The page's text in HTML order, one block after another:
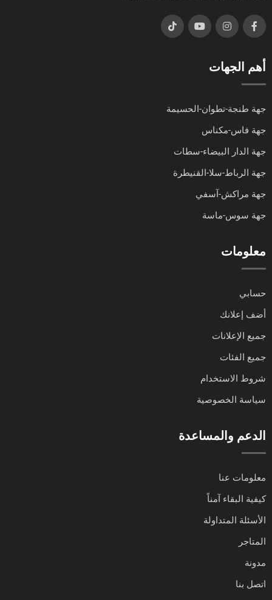
أهم الجهات
جهة طنجة-تطوان-الحسيمة
جهة فاس-مكناس
جهة الدار البيضاء-سطات
جهة الرباط-سلا-القنيطرة
جهة مراكش-آسفي
جهة سوس-ماسة
معلومات
حسابي
أضف إعلانك
جميع الإعلانات
جميع الفئات
شروط الاستخدام
سياسة الخصوصية
الدعم والمساعدة
معلومات عنا
كيفية البقاء آمناً
الأسئلة المتداولة
المتاجر
مدونة
اتصل بنا